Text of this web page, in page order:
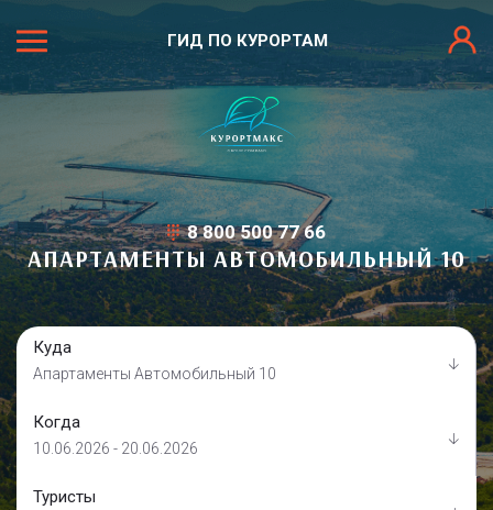
ГИД ПО КУРОРТАМ
8 800 500 77 66
АПАРТАМЕНТЫ АВТОМОБИЛЬНЫЙ 10
Куда
Апартаменты Автомобильный 10
Когда
10.06.2026 - 20.06.2026
Туристы